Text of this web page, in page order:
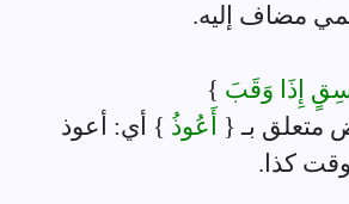
مضاف إليه.
إِذَا وَقَبَ }
بـ { أَعُوذُ } أي: أعوذ
كذا.